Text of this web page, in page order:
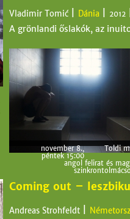
Vladimir Tomić Dánia 2012
A grönlandi őslakók, az
november 8.,
péntek 15:00
Toldi
angol felirat és
Coming out –
Andreas Strohfeldt